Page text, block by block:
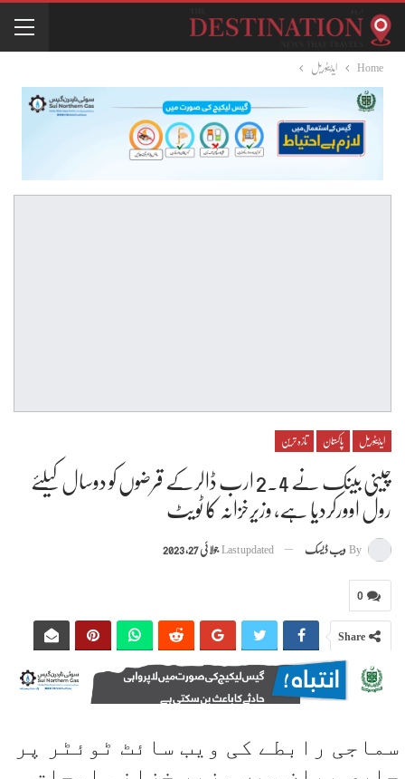
Home ایڈیٹوریل
ایڈیٹوریل پاکستان تازہ ترین
چینی بینک نے 2.4 ارب ڈالرکے قرضوں کو دوسال کیلئے
رول اوورکردیا ہے، وزیرخزانہ کا ٹویٹ
By ویب ڈیسک Last updated جولائی 27, 2023
0
Share
سماجی رابطے کی ویب سائٹ ٹوئٹر پر